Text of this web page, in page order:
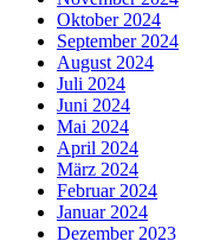
Oktober 2024
September 2024
August 2024
Juli 2024
Juni 2024
Mai 2024
April 2024
März 2024
Februar 2024
Januar 2024
Dezember 2023